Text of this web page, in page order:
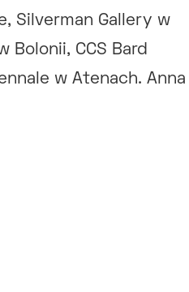
Silverman Gallery w
Bolonii, CCS Bard
w Atenach. Anna